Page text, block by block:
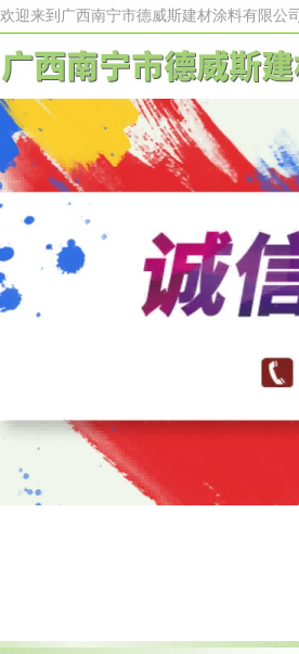
欢迎来到广西南宁市德威斯建材涂料有限公司